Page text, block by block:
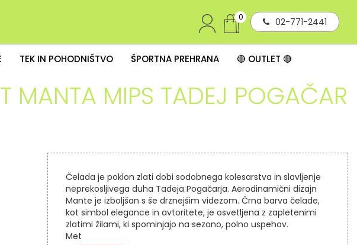
02-771-2441
0
TEK IN POHODNIŠTVO ŠPORTNA PREHRANA 🔴 OUTLET 🔴
MANTA MIPS TADEJ POGAČAR
Čelada je poklon zlati dobi sodobnega kolesarstva in slavljenje
neprekosljivega duha Tadeja Pogačarja. Aerodinamični dizajn
Mante je izboljšan s še drznejšim videzom. Črna barva čelade,
kot simbol elegance in avtoritete, je osvetljena z zapletenimi
zlatimi žilami, ki spominjajo na sezono, polno uspehov.
Met